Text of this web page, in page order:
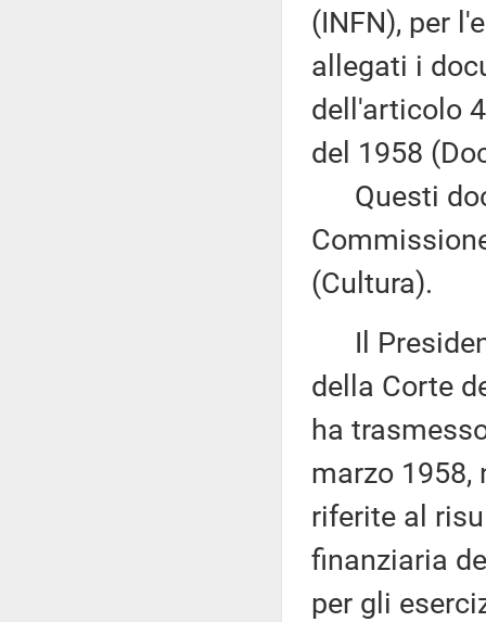
(INFN), per
allegati i
dell'articolo
del 1958
Questi
(Cultura).
Il
della Corte
ha
marzo 1958,
riferite al
finanziaria
per gli